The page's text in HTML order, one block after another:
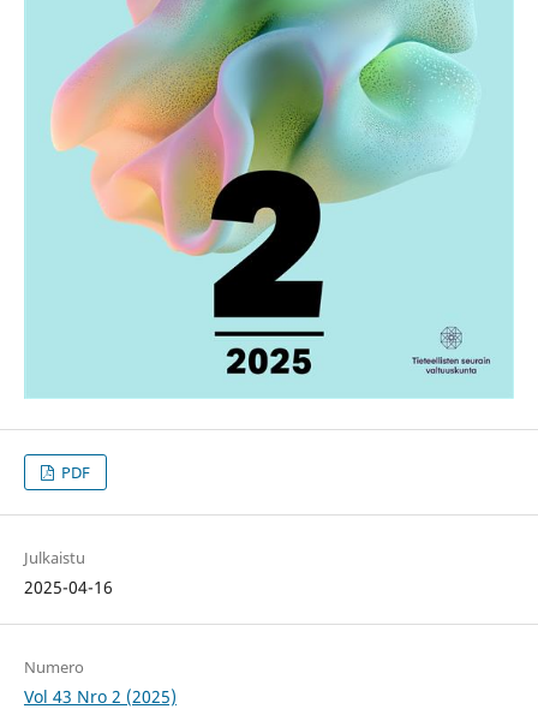
PDF
Julkaistu
2025-04-16
Numero
Vol 43 Nro 2 (2025)